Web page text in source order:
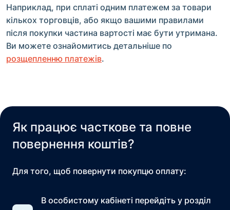
Наприклад, при сплаті одним платежем за товари
кількох торговців, або якщо вашими правилами
після покупки частина вартості має бути утримана.
Ви можете ознайомитись детальніше по
розщепленню платежів.
Як працює часткове та повне
повернення коштів?
Для того, щоб повернути покупцю оплату:
В особистому кабінеті перейдіть у розділ